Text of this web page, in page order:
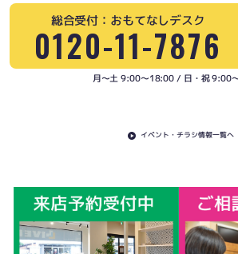
総合受付：おもてなしデスク
0120-11-7876
月〜土 9:00〜18:00 / 日・祝 9:00
イベント・チラシ情報一覧へ